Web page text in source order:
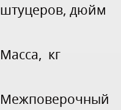
штуцеров, дюйм
Масса, кг
Межповерочный